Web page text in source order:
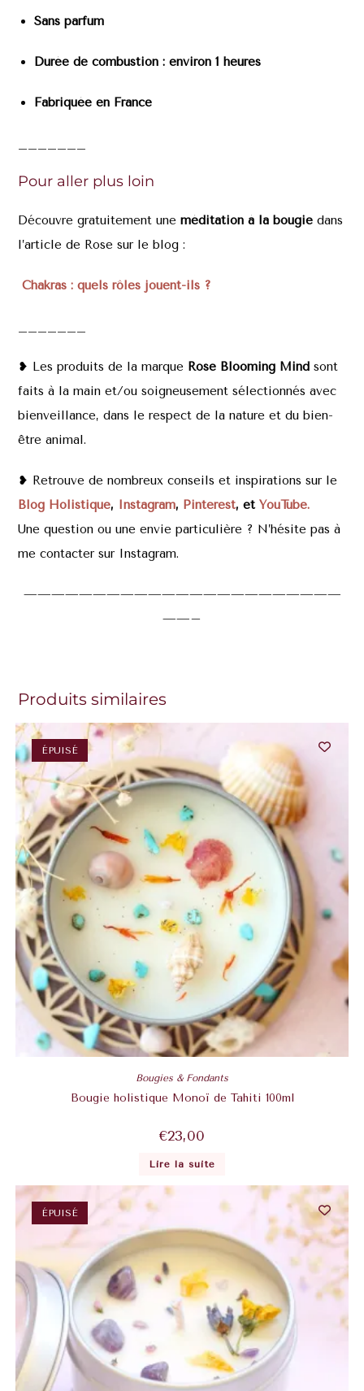
Sans parfum
Durée de combustion : environ 1 heures
Fabriquée en France
Pour aller plus loin
Découvre gratuitement uneméditation à la bougie dans
l’article de Rose sur le blog :
Chakras : quels rôles jouent-ils ?
❥ Les produits de la marque Rose Blooming Mind sont
faits à la main et/ou soigneusement sélectionnés avec
bienveillance, dans le respect de la nature et du bien-
être animal.
❥ Retrouve de nombreux conseils et inspirations sur le
Blog Holistique, Instagram, Pinterest, etYouTube.
Une question ou une envie particulière ? N’hésite pas à
me contacter sur Instagram.
———————————————————————
——–
Produits similaires
ÉPUISÉ
Bougies & Fondants
Bougie holistique Monoï de Tahiti 100ml
€23,00
Lire la suite
ÉPUISÉ